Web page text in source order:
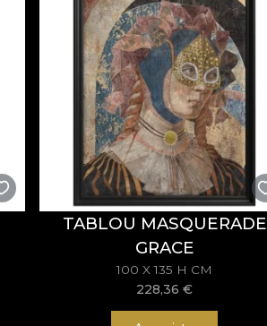
TABLOU MASQUERADE
GRACE
100 X 135 H CM
228,36€